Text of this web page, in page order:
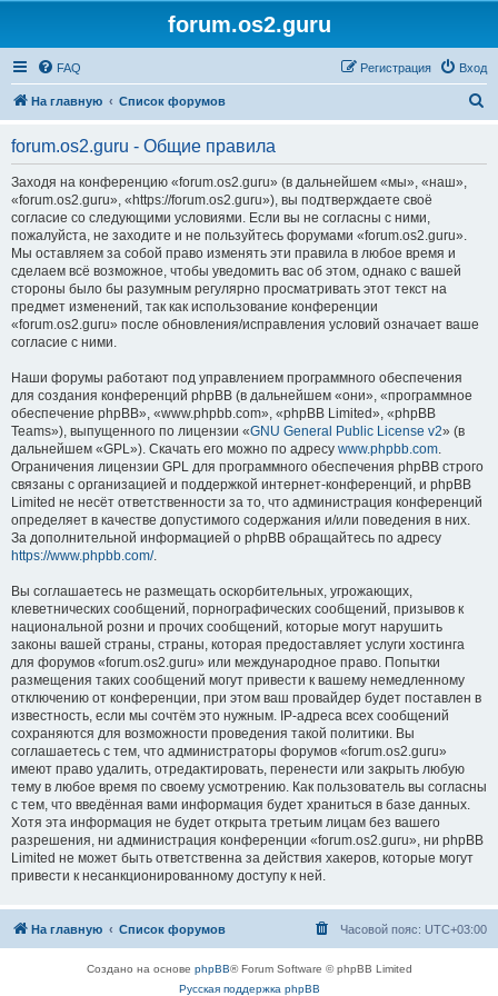
forum.os2.guru
FAQ Вход
Регистрация
На главную Список форумов
forum.os2.guru - Общие правила
Заходя на конференцию «forum.os2.guru» (в дальнейшем «мы», «наш»,
«forum.os2.guru», «https://forum.os2.guru»), вы подтверждаете своё
согласие со следующими условиями. Если вы не согласны с ними,
пожалуйста, не заходите и не пользуйтесь форумами «forum.os2.guru».
Мы оставляем за собой право изменять эти правила в любое время и
сделаем всё возможное, чтобы уведомить вас об этом, однако с вашей
стороны было бы разумным регулярно просматривать этот текст на
предмет изменений, так как использование конференции
«forum.os2.guru» после обновления/исправления условий означает ваше
согласие с ними.
Наши форумы работают под управлением программного обеспечения
для создания конференций phpBB (в дальнейшем «они», «программное
обеспечение phpBB», «www.phpbb.com», «phpBB Limited», «phpBB
Teams»), выпущенного по лицензии «GNU General Public License v2» (в
дальнейшем «GPL»). Скачать его можно по адресу www.phpbb.com.
Ограничения лицензии GPL для программного обеспечения phpBB строго
связаны с организацией и поддержкой интернет-конференций, и phpBB
Limited не несёт ответственности за то, что администрация конференций
определяет в качестве допустимого содержания и/или поведения в них.
За дополнительной информацией о phpBB обращайтесь по адресу
https://www.phpbb.com/.
Вы соглашаетесь не размещать оскорбительных, угрожающих,
клеветнических сообщений, порнографических сообщений, призывов к
национальной розни и прочих сообщений, которые могут нарушить
законы вашей страны, страны, которая предоставляет услуги хостинга
для форумов «forum.os2.guru» или международное право. Попытки
размещения таких сообщений могут привести к вашему немедленному
отключению от конференции, при этом ваш провайдер будет поставлен в
известность, если мы сочтём это нужным. IP-адреса всех сообщений
сохраняются для возможности проведения такой политики. Вы
соглашаетесь с тем, что администраторы форумов «forum.os2.guru»
имеют право удалить, отредактировать, перенести или закрыть любую
тему в любое время по своему усмотрению. Как пользователь вы согласны
с тем, что введённая вами информация будет храниться в базе данных.
Хотя эта информация не будет открыта третьим лицам без вашего
разрешения, ни администрация конференции «forum.os2.guru», ни phpBB
Limited не может быть ответственна за действия хакеров, которые могут
привести к несанкционированному доступу к ней.
На главную Список форумов Часовой пояс: UTC+03:00
Создано на основе phpBB® Forum Software © phpBB Limited
Русская поддержка phpBB